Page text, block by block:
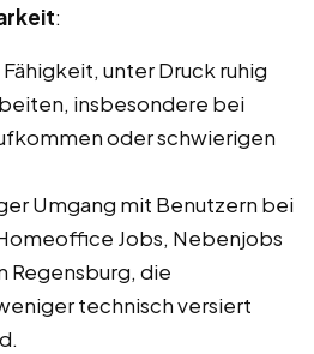
:
Fähigkeit, unter Druck ruhig
insbesondere bei
oder schwierigen
Umgang mit Benutzern bei
Jobs, Nebenjobs
Regensburg, die
technisch versiert